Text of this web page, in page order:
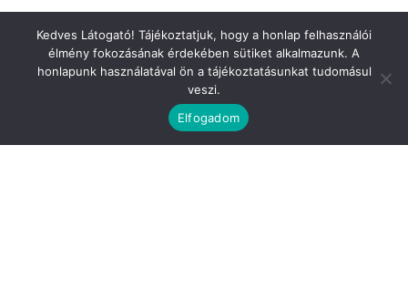
Kedves Látogató! Tájékoztatjuk, hogy a honlap felhasználói
élmény fokozásának érdekében sütiket alkalmazunk. A
honlapunk használatával ön a tájékoztatásunkat tudomásul
veszi.
Elfogadom